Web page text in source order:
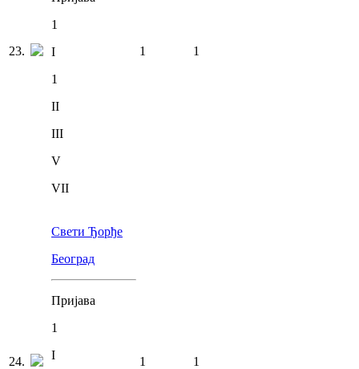
23.
1
I
1
II
III
V
VII
1 1
24.
Свети Ђорђе
Београд
Пријава
1
I
1 1